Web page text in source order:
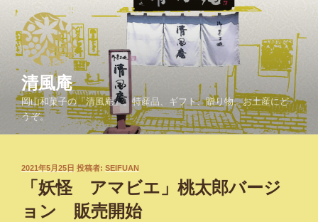
清風庵
岡山和菓子の「清風庵」。特産品、ギフト、贈り物、お土産にど
うぞ。
投
2021年5月25日 投稿者: SEIFUAN
「妖怪 アマビエ」桃太郎バージ
ョン 販売開始